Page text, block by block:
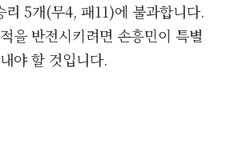
리 5개(무4, 패11)에 불과합니다.
을 반전시키려면 손흥민이 특별
야 할 것입니다.